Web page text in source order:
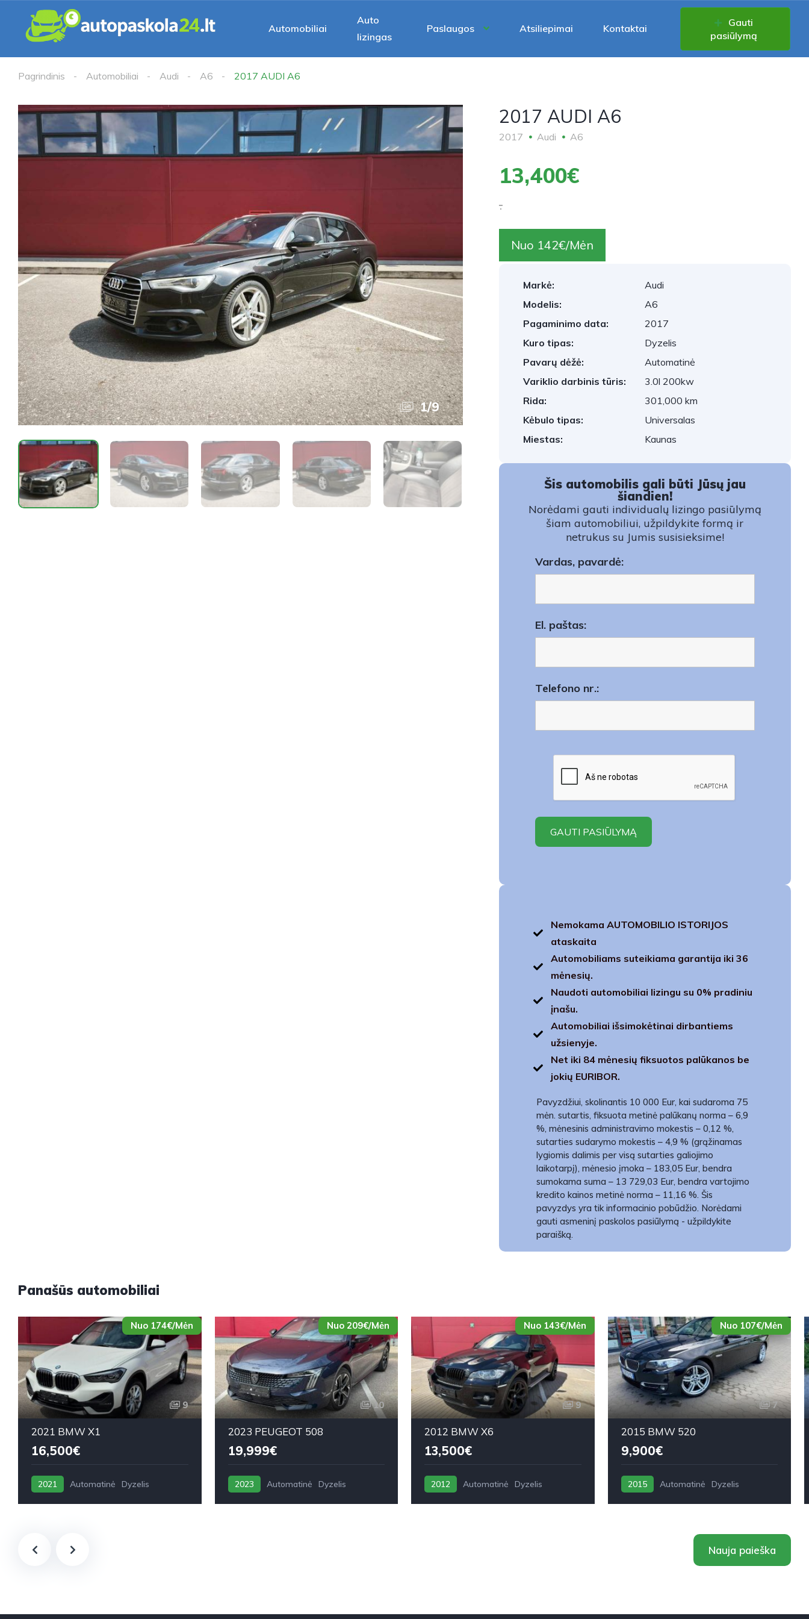
Automobiliai
Auto
lizingas
Paslaugos Atsiliepimai Kontaktai
Gauti
pasiūlymą
Pagrindinis Automobiliai Audi A6 2017 AUDI A6
1/9
2017 AUDI A6
2017 Audi A6
13,400€
.
Nuo 142€/Mėn
Markė:
Audi
Modelis:
A6
Pagaminimo data:
2017
Kuro tipas:
Dyzelis
Pavarų dėžė:
Automatinė
Variklio darbinis tūris:
3.0l 200kw
Rida:
301,000 km
Kėbulo tipas:
Universalas
Miestas:
Kaunas
Šis automobilis gali būti Jūsų jau
šiandien!
Norėdami gauti individualų lizingo pasiūlymą
šiam automobiliui, užpildykite formą ir
netrukus su Jumis susisieksime!
Vardas, pavardė:
El. paštas:
Telefono nr.:
Nemokama AUTOMOBILIO ISTORIJOS
ataskaita
Automobiliams suteikiama garantija iki 36
mėnesių.
Naudoti automobiliai lizingu su 0% pradiniu
įnašu.
Automobiliai išsimokėtinai dirbantiems
užsienyje.
Net iki 84 mėnesių fiksuotos palūkanos be
jokių EURIBOR.
Pavyzdžiui, skolinantis 10 000 Eur, kai sudaroma 75
mėn. sutartis, fiksuota metinė palūkanų norma – 6,9
%, mėnesinis administravimo mokestis – 0,12 %,
sutarties sudarymo mokestis – 4,9 % (grąžinamas
lygiomis dalimis per visą sutarties galiojimo
laikotarpį), mėnesio įmoka – 183,05 Eur, bendra
sumokama suma – 13 729,03 Eur, bendra vartojimo
kredito kainos metinė norma – 11,16 %. Šis
pavyzdys yra tik informacinio pobūdžio. Norėdami
gauti asmeninį paskolos pasiūlymą - užpildykite
paraišką.
Panašūs automobiliai
Nuo 174€/Mėn
9
2021 BMW X1
16,500€
2021 Automatinė Dyzelis
Nuo 209€/Mėn
10
2023 PEUGEOT 508
19,999€
2023 Automatinė Dyzelis
Nuo 143€/Mėn
9
2012 BMW X6
13,500€
2012 Automatinė Dyzelis
Nuo 107€/Mėn
7
2015 BMW 520
9,900€
2015 Automatinė Dyzelis
Nauja paieška